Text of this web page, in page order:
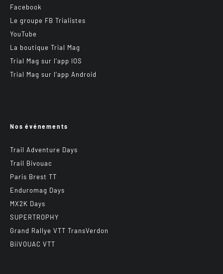
Facebook
Le groupe FB Trialistes
YouTube
La boutique Trial Mag
Trial Mag sur l’app IOS
Trial Mag sur l’app Android
Nos événements
Trail Adventure Days
Trail Bivouac
Paris Brest TT
Enduromag Days
MX2K Days
SUPERTROPHY
Grand Rallye VTT TransVerdon
BiiVOUAC VTT